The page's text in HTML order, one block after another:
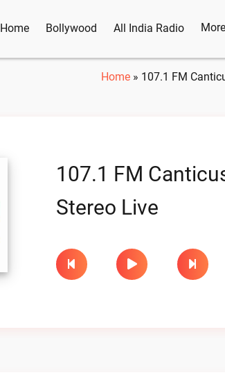
Home Bollywood All India Radio More
Home » 107.1 FM
107.1 FM
Stereo Live